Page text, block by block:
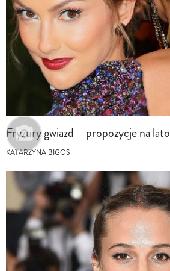
Fryzury gwiazd – propozycje na lato
KATARZYNA BIGOS